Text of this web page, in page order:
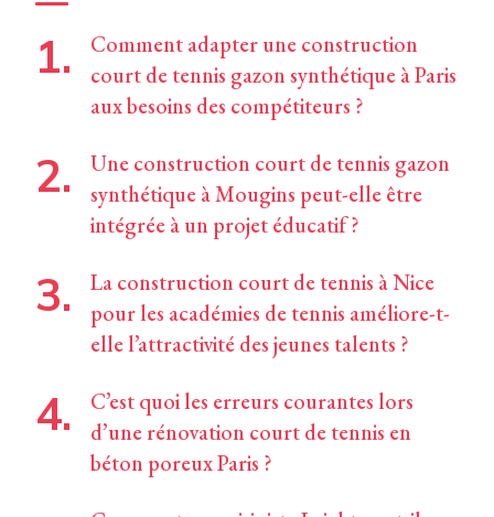
Comment adapter une construction
court de tennis gazon synthétique à Paris
aux besoins des compétiteurs ?
Une construction court de tennis gazon
synthétique à Mougins peut-elle être
intégrée à un projet éducatif ?
La construction court de tennis à Nice
pour les académies de tennis améliore-t-
elle l’attractivité des jeunes talents ?
C’est quoi les erreurs courantes lors
d’une rénovation court de tennis en
béton poreux Paris ?